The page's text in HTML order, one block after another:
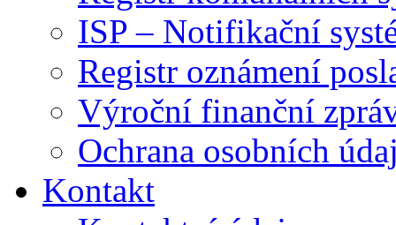
ISP – Notifikační
Registr oznámení
Výroční finanční
Ochrana osobních
Kontakt